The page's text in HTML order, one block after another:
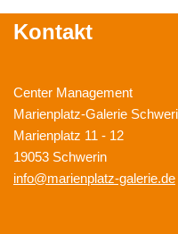
Kontakt
Center Management
Marienplatz-Galerie
Marienplatz 11 - 12
19053 Schwerin
info@marienplatz-galerie.de